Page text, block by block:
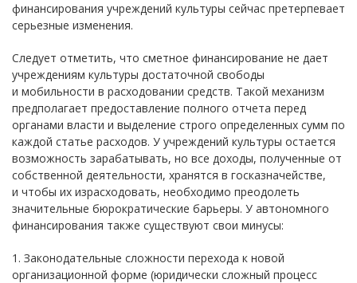
финансирования учреждений культуры сейчас претерпевает
серьезные изменения.
Следует отметить, что сметное финансирование не дает
учреждениям культуры достаточной свободы
и мобильности в расходовании средств. Такой механизм
предполагает предоставление полного отчета перед
органами власти и выделение строго определенных сумм по
каждой статье расходов. У учреждений культуры остается
возможность зарабатывать, но все доходы, полученные от
собственной деятельности, хранятся в госказначействе,
и чтобы их израсходовать, необходимо преодолеть
значительные бюрократические барьеры. У автономного
финансирования также существуют свои минусы:
1. Законодательные сложности перехода к новой
организационной форме (юридически сложный процесс